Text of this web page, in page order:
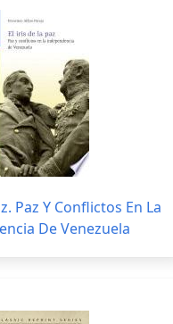
Paz Y Conflictos En La
De Venezuela